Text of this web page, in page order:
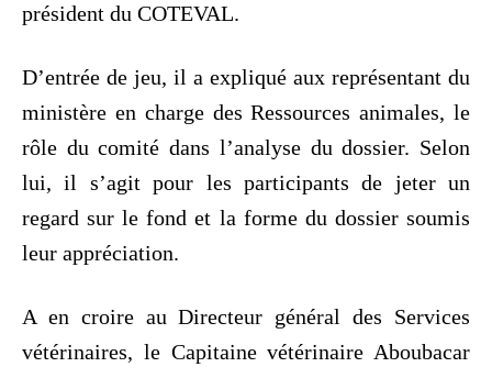
président du COTEVAL.
D’entrée de jeu, il a expliqué aux représentant du
ministère en charge des Ressources animales, le
rôle du comité dans l’analyse du dossier. Selon
lui, il s’agit pour les participants de jeter un
regard sur le fond et la forme du dossier soumis
leur appréciation.
A en croire au Directeur général des Services
vétérinaires, le Capitaine vétérinaire Aboubacar